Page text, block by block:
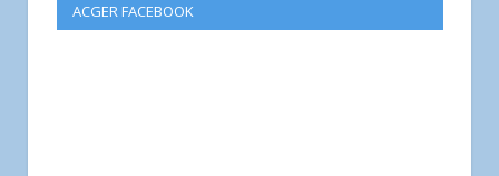
ACGER FACEBOOK